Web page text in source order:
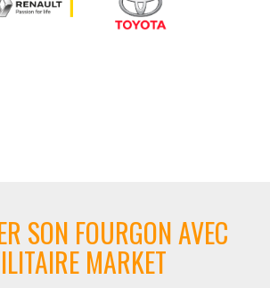
SON FOURGON AVEC
MARKET